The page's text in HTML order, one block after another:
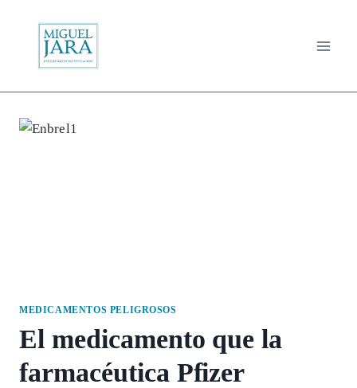
contenido
MEDICAMENTOS PELIGROSOS
El medicamento que la
farmacéutica Pfizer